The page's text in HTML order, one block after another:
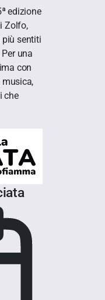
edizione
Zolfo,
più sentiti
una
con
musica,
che